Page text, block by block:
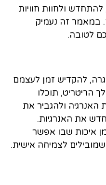
ולחוות חוויות
במאמר זה נעמיק
לטובה.
להקדיש זמן לעצמם
הריטריט, תוכלו
האנרגיה ולהגביר את
את האנרגיות.
איכות שבו אפשר
לצמיחה אישית.